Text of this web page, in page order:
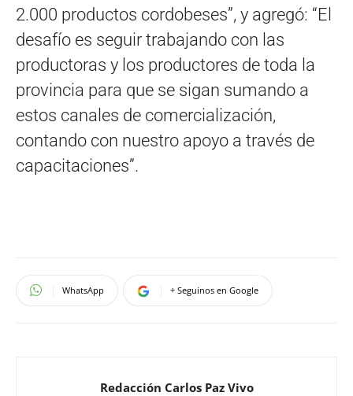
2.000 productos cordobeses”, y agregó: “El
desafío es seguir trabajando con las
productoras y los productores de toda la
provincia para que se sigan sumando a
estos canales de comercialización,
contando con nuestro apoyo a través de
capacitaciones”.
WhatsApp + Seguinos en Google
Redacción Carlos Paz Vivo